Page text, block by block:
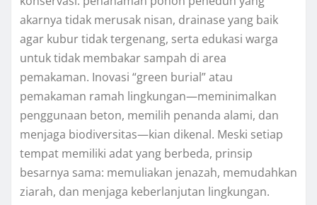
akarnya tidak merusak nisan, drainase yang baik
agar kubur tidak tergenang, serta edukasi warga
untuk tidak membakar sampah di area
pemakaman. Inovasi “green burial” atau
pemakaman ramah lingkungan—meminimalkan
penggunaan beton, memilih penanda alami, dan
menjaga biodiversitas—kian dikenal. Meski setiap
tempat memiliki adat yang berbeda, prinsip
besarnya sama: memuliakan jenazah, memudahkan
ziarah, dan menjaga keberlanjutan lingkungan.